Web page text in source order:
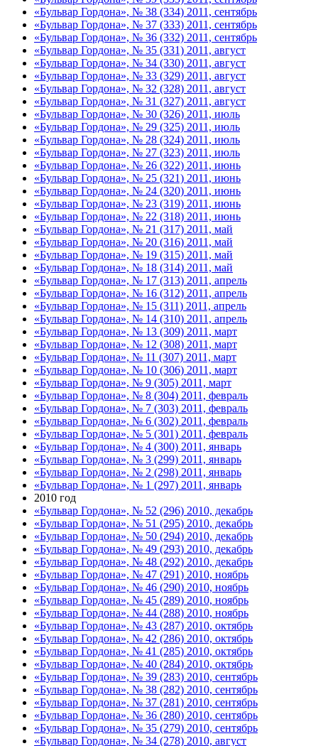
«Бульвар Гордона», № 38 (334) 2011, сентябрь
«Бульвар Гордона», № 37 (333) 2011, сентябрь
«Бульвар Гордона», № 36 (332) 2011, сентябрь
«Бульвар Гордона», № 35 (331) 2011, август
«Бульвар Гордона», № 34 (330) 2011, август
«Бульвар Гордона», № 33 (329) 2011, август
«Бульвар Гордона», № 32 (328) 2011, август
«Бульвар Гордона», № 31 (327) 2011, август
«Бульвар Гордона», № 30 (326) 2011, июль
«Бульвар Гордона», № 29 (325) 2011, июль
«Бульвар Гордона», № 28 (324) 2011, июль
«Бульвар Гордона», № 27 (323) 2011, июль
«Бульвар Гордона», № 26 (322) 2011, июнь
«Бульвар Гордона», № 25 (321) 2011, июнь
«Бульвар Гордона», № 24 (320) 2011, июнь
«Бульвар Гордона», № 23 (319) 2011, июнь
«Бульвар Гордона», № 22 (318) 2011, июнь
«Бульвар Гордона», № 21 (317) 2011, май
«Бульвар Гордона», № 20 (316) 2011, май
«Бульвар Гордона», № 19 (315) 2011, май
«Бульвар Гордона», № 18 (314) 2011, май
«Бульвар Гордона», № 17 (313) 2011, апрель
«Бульвар Гордона», № 16 (312) 2011, апрель
«Бульвар Гордона», № 15 (311) 2011, апрель
«Бульвар Гордона», № 14 (310) 2011, апрель
«Бульвар Гордона», № 13 (309) 2011, март
«Бульвар Гордона», № 12 (308) 2011, март
«Бульвар Гордона», № 11 (307) 2011, март
«Бульвар Гордона», № 10 (306) 2011, март
«Бульвар Гордона», № 9 (305) 2011, март
«Бульвар Гордона», № 8 (304) 2011, февраль
«Бульвар Гордона», № 7 (303) 2011, февраль
«Бульвар Гордона», № 6 (302) 2011, февраль
«Бульвар Гордона», № 5 (301) 2011, февраль
«Бульвар Гордона», № 4 (300) 2011, январь
«Бульвар Гордона», № 3 (299) 2011, январь
«Бульвар Гордона», № 2 (298) 2011, январь
«Бульвар Гордона», № 1 (297) 2011, январь
2010 год
«Бульвар Гордона», № 52 (296) 2010, декабрь
«Бульвар Гордона», № 51 (295) 2010, декабрь
«Бульвар Гордона», № 50 (294) 2010, декабрь
«Бульвар Гордона», № 49 (293) 2010, декабрь
«Бульвар Гордона», № 48 (292) 2010, декабрь
«Бульвар Гордона», № 47 (291) 2010, ноябрь
«Бульвар Гордона», № 46 (290) 2010, ноябрь
«Бульвар Гордона», № 45 (289) 2010, ноябрь
«Бульвар Гордона», № 44 (288) 2010, ноябрь
«Бульвар Гордона», № 43 (287) 2010, октябрь
«Бульвар Гордона», № 42 (286) 2010, октябрь
«Бульвар Гордона», № 41 (285) 2010, октябрь
«Бульвар Гордона», № 40 (284) 2010, октябрь
«Бульвар Гордона», № 39 (283) 2010, сентябрь
«Бульвар Гордона», № 38 (282) 2010, сентябрь
«Бульвар Гордона», № 37 (281) 2010, сентябрь
«Бульвар Гордона», № 36 (280) 2010, сентябрь
«Бульвар Гордона», № 35 (279) 2010, сентябрь
«Бульвар Гордона», № 34 (278) 2010, август